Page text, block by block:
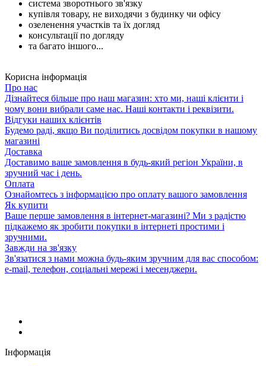
система зворотнього зв'язку
купівля товару, не виходячи з будинку чи офісу
озеленення участків та їх догляд
консультації по догляду
та багато іншого...
Корисна інформація
Про нас
Дізнайтеся більше про наш магазин: хто ми, наші клієнти і
чому вони вибрали саме нас. Наші контакти і реквізити.
Відгуки наших клієнтів
Будемо раді, якщо Ви поділитись досвідом покупки в нашому
магазині
Доставка
Доставимо ваше замовлення в будь-який регіон України, в
зручний час і день.
Оплата
Ознайомтесь з інформацією про оплату вашого замовлення
Як купити
Ваше перше замовлення в інтернет-магазині? Ми з радістю
підкажемо як зробити покупки в інтернеті простими і
зручними.
Завжди на зв'язку
Зв'язатися з нами можна будь-яким зручним для вас способом:
e-mail, телефон, соціальні мережі і месенджери.
Інформація